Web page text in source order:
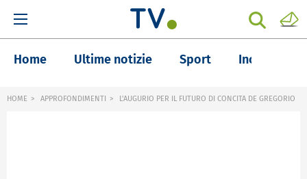
Home Ultime notizie Sport Inchieste
HOME APPROFONDIMENTI L'AUGURIO PER IL FUTURO DI CONCITA DE GREGORIO